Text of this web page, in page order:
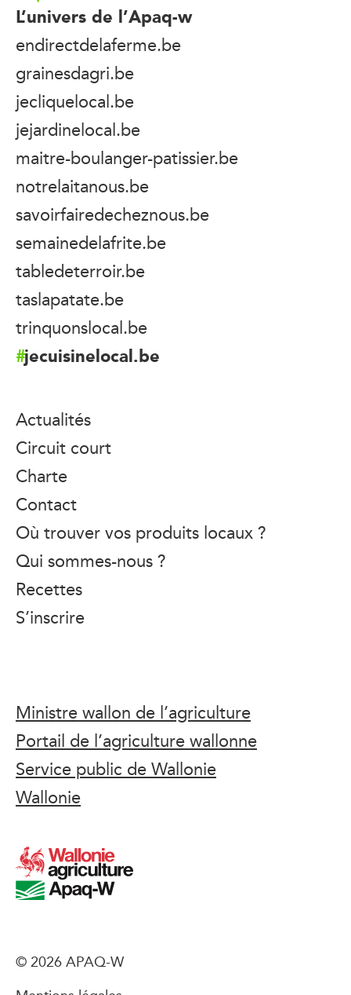
L’univers de l’Apaq-w
endirectdelaferme.be
grainesdagri.be
jecliquelocal.be
jejardinelocal.be
maitre-boulanger-patissier.be
notrelaitanous.be
savoirfairedecheznous.be
semainedelafrite.be
tabledeterroir.be
taslapatate.be
trinquonslocal.be
jecuisinelocal.be
Actualités
Circuit court
Charte
Contact
Où trouver vos produits locaux ?
Qui sommes-nous ?
Recettes
S’inscrire
Ministre wallon de l’agriculture
Portail de l’agriculture wallonne
Service public de Wallonie
Wallonie
© 2026 APAQ-W